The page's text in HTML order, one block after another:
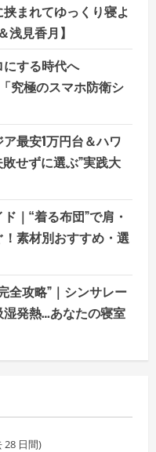
まれてゆっくり寝よ
浅見香月】
する時代へ
究極のスマホ防衛シ
最安1万円台＆ハワ
せずに選ぶ”実践大
｜“着る布団”で肩・
素材別おすすめ・選
全攻略”｜シンサレー
湿発熱…あなたの寝室
28 日間)